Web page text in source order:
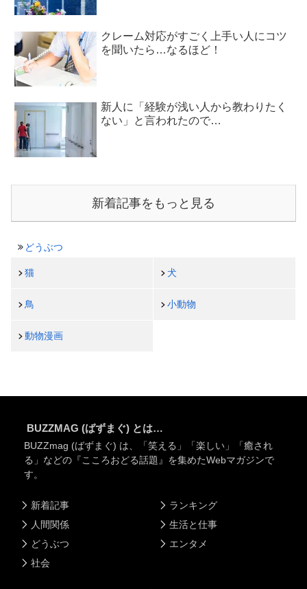
クレーム対応がすごく上手い人にコツ
を聞いたら…なるほど！
新人に「経験が浅い人から教わりたく
ない」と言われたので…
新着記事をもっと見る
どうぶつ
猫 犬
鳥 小動物
動物漫画
BUZZMAG (ばずまぐ) とは…
BUZZmag (ばずまぐ) は、「笑える」「楽しい」「癒され
る」などの『こころおどる話題』を集めたWebマガジンで
す。
新着記事
人間関係
どうぶつ
社会
ランキング
生活と仕事
エンタメ